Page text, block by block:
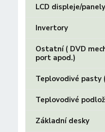
LCD displeje/panely
Invertory
Ostatní ( DVD
port apod.)
Teplovodivé pasty
Teplovodivé
Základní desky